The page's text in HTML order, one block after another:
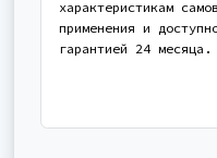
характеристикам
применения и
гарантией 24